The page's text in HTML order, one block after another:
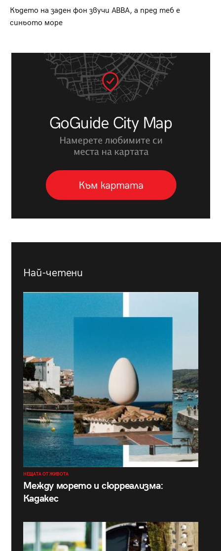
Където на заден фон звучи ABBA, а пред теб е
синьото море
Най-четени
НЕЩАТА ОТ ЖИВОТА
Между морето и сюрреализма:
Кадакес